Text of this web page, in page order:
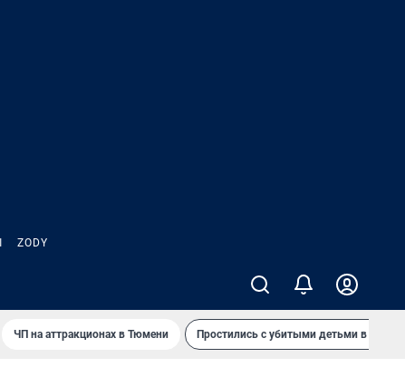
ZODY
ЧП на аттракционах в Тюмени Простились с убитыми детьми в